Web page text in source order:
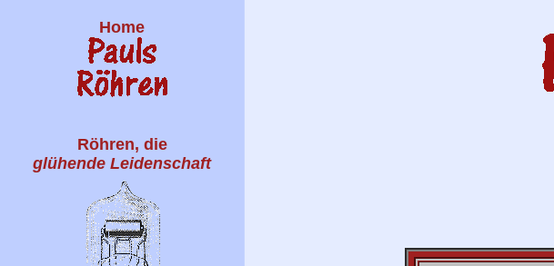
Home
Röhren, die
glühende Leidenschaft